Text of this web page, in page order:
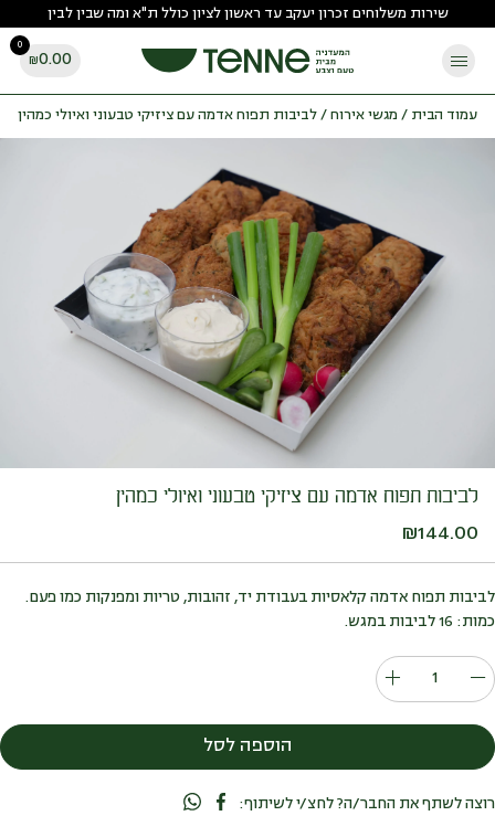
to
content
שירות משלוחים זכרון יעקב עד ראשון לציון כולל ת"א ומה שבין לבין
0
₪0.00
עמוד הבית / מגשי אירוח/ לביבות תפוח אדמה עם ציזיקי טבעוני ואיולי כמהין
לביבות תפוח אדמה עם ציזיקי טבעוני ואיולי כמהין
₪144.00
לביבות תפוח אדמה קלאסיות בעבודת יד, זהובות, טריות ומפנקות כמו פעם.
כמות: 16 לביבות במגש.
כמות
לביבות
תפוח
עם
הוספה לסל
רוצה לשתף את החבר/ה? לחצ/י לשיתוף: